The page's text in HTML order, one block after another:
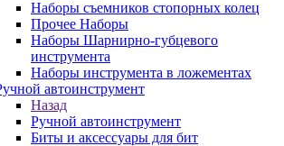
Наборы съемников стопорных колец
Прочее Наборы
Наборы Шарнирно-губцевого
инструмента
Наборы инструмента в ложементах
автоинструмент
Назад
Ручной автоинструмент
Биты и аксессуары для бит